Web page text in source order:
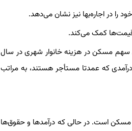
را در اجاره‌بها نیز نشان می‌دهد.
قیمت‌ها کمک می‌کند.
سهم مسکن در هزینه خانوار شهری در سال
پایین درآمدی که عمدتا مستأجر هستند، به مراتب
مسکن است. در حالی که درآمدها و حقوق‌ها